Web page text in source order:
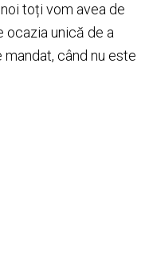
toți vom avea de
ocazia unică de a
mandat, când nu este